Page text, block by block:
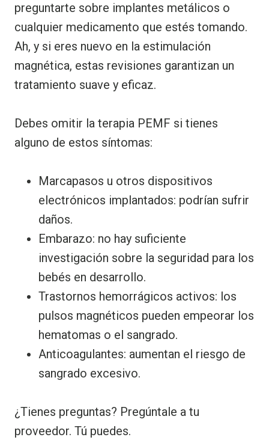
preguntarte sobre implantes metálicos o
cualquier medicamento que estés tomando.
Ah, y si eres nuevo en la estimulación
magnética, estas revisiones garantizan un
tratamiento suave y eficaz.
Debes omitir la terapia PEMF si tienes
alguno de estos síntomas:
Marcapasos u otros dispositivos
electrónicos implantados: podrían sufrir
daños.
Embarazo: no hay suficiente
investigación sobre la seguridad para los
bebés en desarrollo.
Trastornos hemorrágicos activos: los
pulsos magnéticos pueden empeorar los
hematomas o el sangrado.
Anticoagulantes: aumentan el riesgo de
sangrado excesivo.
¿Tienes preguntas? Pregúntale a tu
proveedor. Tú puedes.